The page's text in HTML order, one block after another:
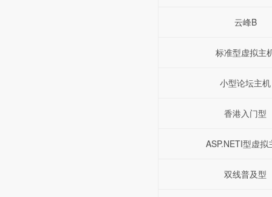
云峰B
标准型虚拟主
小型论坛主机
香港入门型
ASP.NETI型虚拟
双线普及型